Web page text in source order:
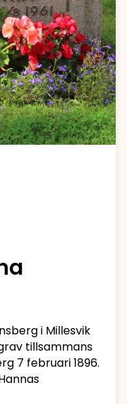
i Millesvik
tillsammans
7 februari 1896.